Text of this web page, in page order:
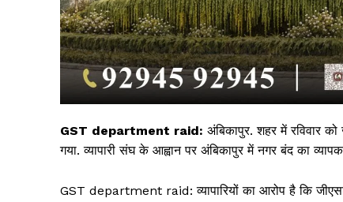
GST department raid: अंबिकापुर. शहर में रविवार को
गया. व्यापारी संघ के आह्वान पर अंबिकापुर में नगर बंद का
GST department raid: व्यापारियों का आरोप है कि